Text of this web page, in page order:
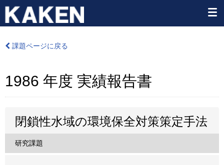
課題ページに戻る
1986 年度 実績報告書
閉鎖性水域の環境保全対策策定手法
研究課題